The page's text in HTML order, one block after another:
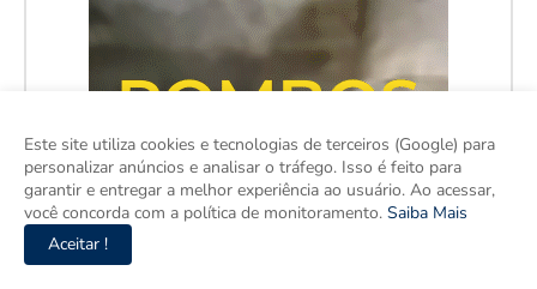
Este site utiliza cookies e tecnologias de terceiros (Google) para
personalizar anúncios e analisar o tráfego. Isso é feito para
garantir e entregar a melhor experiência ao usuário. Ao acessar,
você concorda com a política de monitoramento. Saiba Mais
Aceitar !